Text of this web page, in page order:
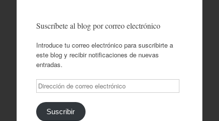
Suscríbete al blog por correo electrónico
Introduce tu correo electrónico para suscribirte a
este blog y recibir notificaciones de nuevas
entradas.
Dirección
de
correo
electrónico
Suscribir